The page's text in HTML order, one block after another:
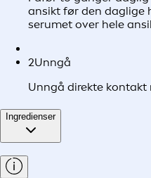
ansikt før den daglige
serumet over hele
2Unngå
Unngå direkte kontakt
Ingredienser